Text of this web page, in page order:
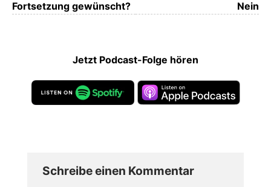
Fortsetzung gewünscht?
Nein
Jetzt Podcast-Folge hören
Schreibe einen Kommentar